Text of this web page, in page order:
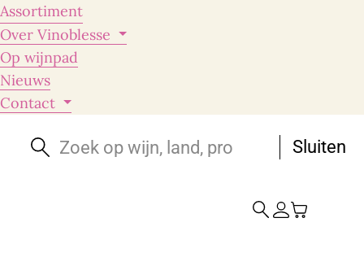
Assortiment
Over Vinoblesse
Op wijnpad
Nieuws
Contact
Sluiten